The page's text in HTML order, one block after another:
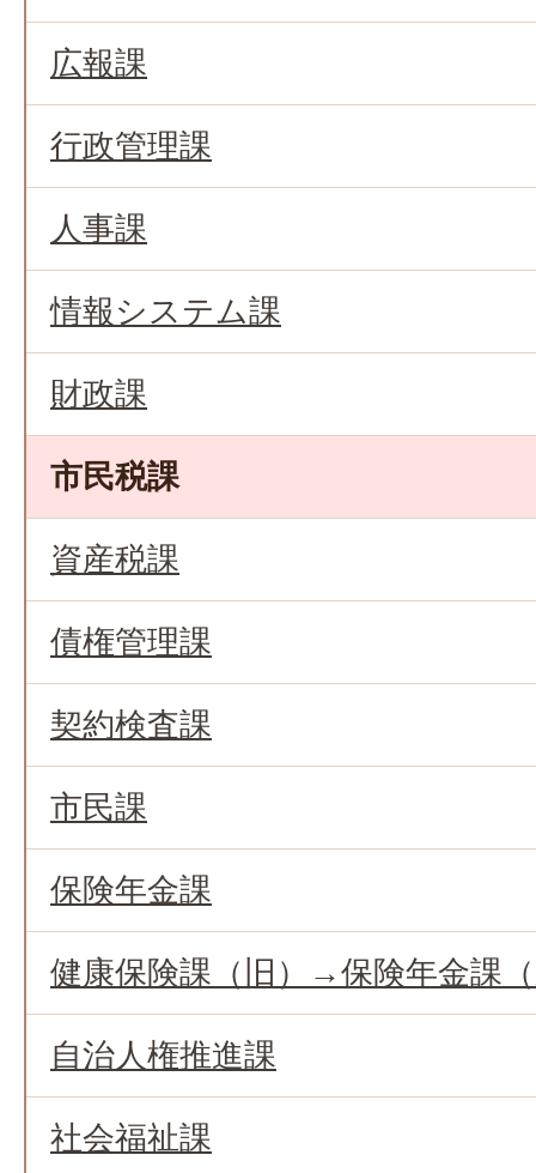
広報課
行政管理課
人事課
情報システム課
財政課
市民税課
資産税課
債権管理課
契約検査課
市民課
保険年金課
健康保険課（旧）→保険年金課
自治人権推進課
社会福祉課